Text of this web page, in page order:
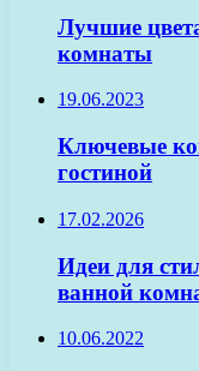
Лучшие
комнаты
19.06.2023
Ключевые
гостиной
17.02.2026
Идеи для
ванной
10.06.2022